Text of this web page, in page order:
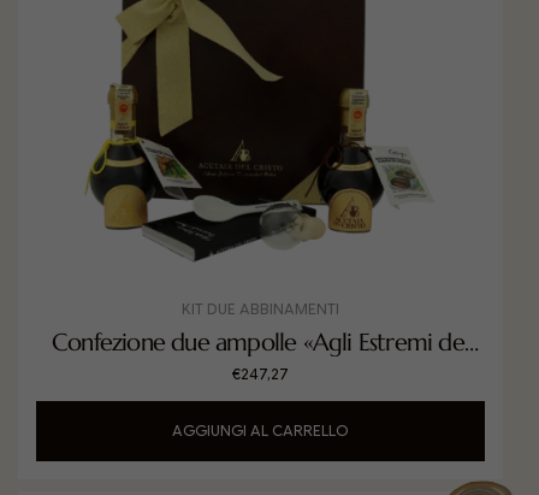
KIT DUE ABBINAMENTI
Confezione due ampolle «Agli Estremi del
Tannico»
€247,27
AGGIUNGI AL CARRELLO